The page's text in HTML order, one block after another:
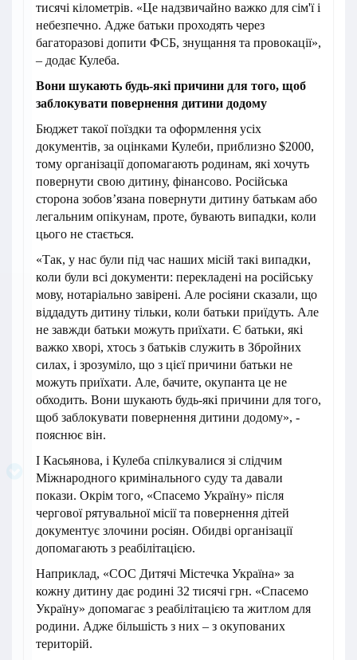
тисячі кілометрів. «Це надзвичайно важко для сім'ї і
небезпечно. Адже батьки проходять через
багаторазові допити ФСБ, знущання та провокації»,
– додає Кулеба.
Вони шукають будь-які причини для того, щоб
заблокувати повернення дитини додому
Бюджет такої поїздки та оформлення усіх
документів, за оцінками Кулеби, приблизно $2000,
тому організації допомагають родинам, які хочуть
повернути свою дитину, фінансово. Російська
сторона зобов’язана повернути дитину батькам або
легальним опікунам, проте, бувають випадки, коли
цього не стається.
«Так, у нас були під час наших місій такі випадки,
коли були всі документи: перекладені на російську
мову, нотаріально завірені. Але росіяни сказали, що
віддадуть дитину тільки, коли батьки приїдуть. Але
не завжди батьки можуть приїхати. Є батьки, які
важко хворі, хтось з батьків служить в Збройних
силах, і зрозуміло, що з цієї причини батьки не
можуть приїхати. Але, бачите, окупанта це не
обходить. Вони шукають будь-які причини для того,
щоб заблокувати повернення дитини додому», -
пояснює він.
І Касьянова, і Кулеба спілкувалися зі слідчим
Міжнародного кримінального суду та давали
покази. Окрім того, «Спасемо Україну» після
чергової рятувальної місії та повернення дітей
документує злочини росіян. Обидві організації
допомагають з реабілітацією.
Наприклад, «СОС Дитячі Містечка Україна» за
кожну дитину дає родині 32 тисячі грн. «Спасемо
Україну» допомагає з реабілітацією та житлом для
родини. Адже більшість з них – з окупованих
територій.